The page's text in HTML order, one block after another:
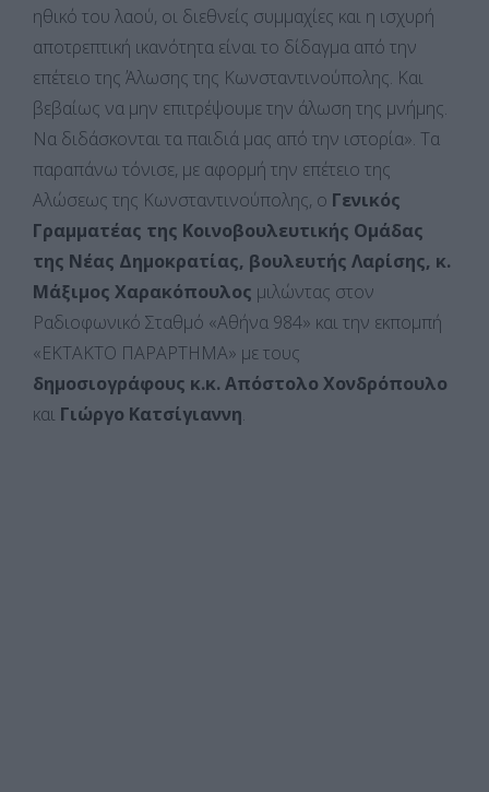
ηθικό του λαού, οι διεθνείς συμμαχίες και η ισχυρή
αποτρεπτική ικανότητα είναι το δίδαγμα από την
επέτειο της Άλωσης της Κωνσταντινούπολης. Και
βεβαίως να μην επιτρέψουμε την άλωση της μνήμης.
Να διδάσκονται τα παιδιά μας από την ιστορία». Τα
παραπάνω τόνισε, με αφορμή την επέτειο της
Αλώσεως της Κωνσταντινούπολης, ο Γενικός
Γραμματέας της Κοινοβουλευτικής Ομάδας
της Νέας Δημοκρατίας, βουλευτής Λαρίσης, κ.
Μάξιμος Χαρακόπουλος μιλώντας στον
Ραδιοφωνικό Σταθμό «Αθήνα 984» και την εκπομπή
«ΕΚΤΑΚΤΟ ΠΑΡΑΡΤΗΜΑ» με τους
δημοσιογράφους κ.κ. Απόστολο Χονδρόπουλο
και Γιώργο Κατσίγιαννη.